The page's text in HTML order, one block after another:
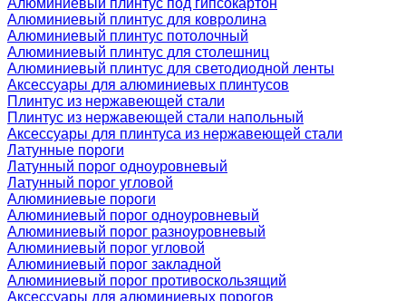
Алюминиевый плинтус под гипсокартон
Алюминиевый плинтус для ковролина
Алюминиевый плинтус потолочный
Алюминиевый плинтус для столешниц
Алюминиевый плинтус для светодиодной ленты
Аксессуары для алюминиевых плинтусов
Плинтус из нержавеющей стали
Плинтус из нержавеющей стали напольный
Аксессуары для плинтуса из нержавеющей стали
Латунные пороги
Латунный порог одноуровневый
Латунный порог угловой
Алюминиевые пороги
Алюминиевый порог одноуровневый
Алюминиевый порог разноуровневый
Алюминиевый порог угловой
Алюминиевый порог закладной
Алюминиевый порог противоскользящий
Аксессуары для алюминиевых порогов